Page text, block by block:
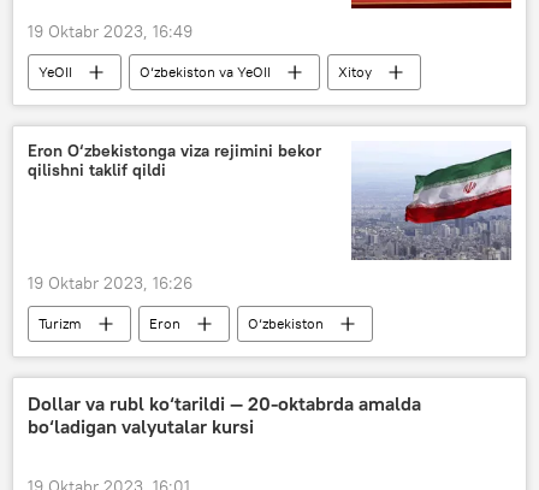
19 Oktabr 2023, 16:49
YeOII O‘zbekiston va YeOII
Xitoy
Rossiya
YeIK
Bir kamar bir yo‘l
Bir makon, bir yo‘l xalqaro forumi
Agroekspress
Eron O‘zbekistonga viza rejimini bekor
qilishni taklif qildi
19 Oktabr 2023, 16:26
Turizm Eron O‘zbekiston
Dollar va rubl ko‘tarildi — 20-oktabrda amalda
bo‘ladigan valyutalar kursi